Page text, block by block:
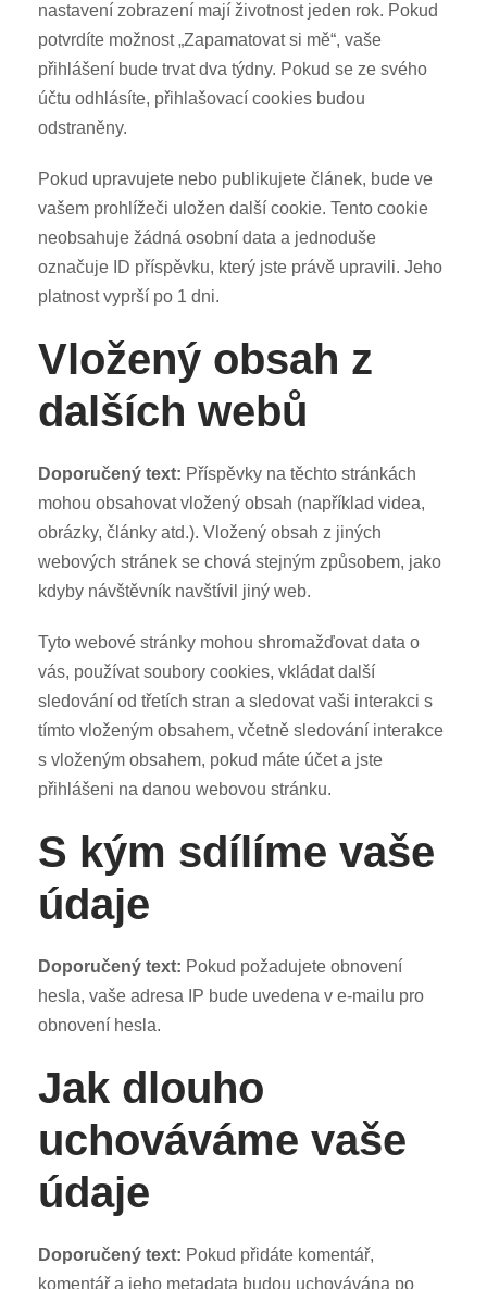
nastavení zobrazení mají životnost jeden rok. Pokud
potvrdíte možnost „Zapamatovat si mě“, vaše
přihlášení bude trvat dva týdny. Pokud se ze svého
účtu odhlásíte, přihlašovací cookies budou
odstraněny.
Pokud upravujete nebo publikujete článek, bude ve
vašem prohlížeči uložen další cookie. Tento cookie
neobsahuje žádná osobní data a jednoduše
označuje ID příspěvku, který jste právě upravili. Jeho
platnost vyprší po 1 dni.
Vložený obsah z
dalších webů
Doporučený text: Příspěvky na těchto stránkách
mohou obsahovat vložený obsah (například videa,
obrázky, články atd.). Vložený obsah z jiných
webových stránek se chová stejným způsobem, jako
kdyby návštěvník navštívil jiný web.
Tyto webové stránky mohou shromažďovat data o
vás, používat soubory cookies, vkládat další
sledování od třetích stran a sledovat vaši interakci s
tímto vloženým obsahem, včetně sledování interakce
s vloženým obsahem, pokud máte účet a jste
přihlášeni na danou webovou stránku.
S kým sdílíme vaše
údaje
Doporučený text: Pokud požadujete obnovení
hesla, vaše adresa IP bude uvedena v e-mailu pro
obnovení hesla.
Jak dlouho
uchováváme vaše
údaje
Doporučený text: Pokud přidáte komentář,
komentář a jeho metadata budou uchovávána po